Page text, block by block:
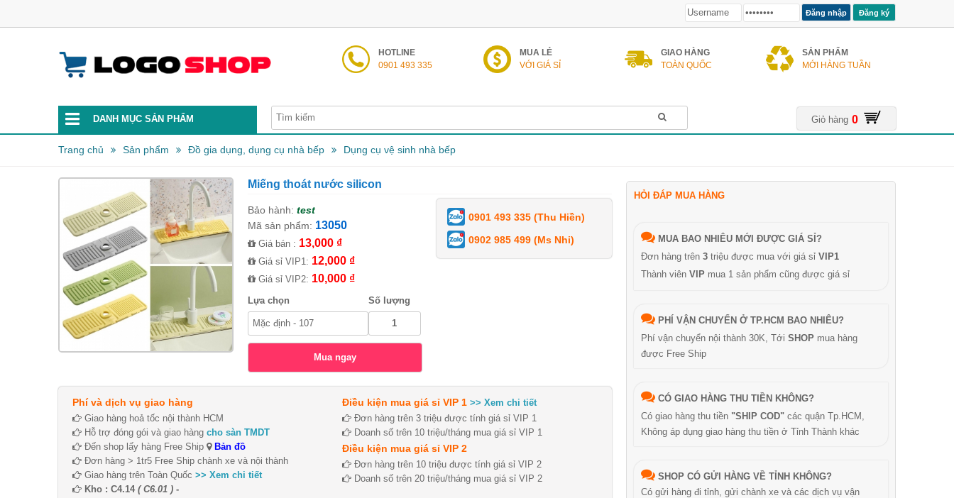
Đăng ký
HOTLINE
0901 493 335
MUA LẺ
VỚI GIÁ SỈ
GIAO HÀNG
TOÀN QUỐC
SẢN PHẨM
MỚI HÀNG TUẦN
Giỏ hàng 0
DANH MỤC SẢN PHẨM
Trang chủ Sản phẩm Đồ gia dụng, dụng cụ nhà bếp Dụng cụ vệ sinh nhà bếp
Miếng thoát nước silicon
Bảo hành: test
Mã sản phẩm: 13050
Giá bán : 13,000 ₫
Giá sỉ VIP1: 12,000 ₫
Giá sỉ VIP2: 10,000 ₫
Lựa chọn Số lượng
0901 493 335 (Thu Hiền)
0902 985 499 (Ms Nhi)
Phí và dịch vụ giao hàng
Giao hàng hoả tốc nội thành HCM
Hỗ trợ đóng gói và giao hàng cho sàn TMDT
Đến shop lấy hàng Free Ship
Bản đồ
Đơn hàng > 1tr5 Free Ship chành xe và nội thành
Giao hàng trên Toàn Quốc >> Xem chi tiết
Kho : C4.14 ( C6.01 ) -
Điều kiện mua giá sỉ VIP 1 >> Xem chi tiết
Đơn hàng trên 3 triệu được tính giá sỉ VIP 1
Doanh số trên 10 triệu/tháng mua giá sỉ VIP 1
Điều kiện mua giá sỉ VIP 2
Đơn hàng trên 10 triệu được tính giá sỉ VIP 2
Doanh số trên 20 triệu/tháng mua giá sỉ VIP 2
HỎI ĐÁP MUA HÀNG
MUA BAO NHIÊU MỚI ĐƯỢC GIÁ SỈ?
Đơn hàng trên 3 triệu được mua với giá sỉ VIP1
Thành viên VIP mua 1 sản phẩm cũng được giá sỉ
PHÍ VẬN CHUYỂN Ở TP.HCM BAO NHIÊU?
Phí vận chuyển nội thành 30K, Tới SHOP mua hàng
được Free Ship
CÓ GIAO HÀNG THU TIỀN KHÔNG?
Có giao hàng thu tiền "SHIP COD" các quận Tp.HCM,
Không áp dụng giao hàng thu tiền ở Tỉnh Thành khác
SHOP CÓ GỬI HÀNG VỀ TỈNH KHÔNG?
Có gửi hàng đi tỉnh, gửi chành xe và các dịch vụ vận